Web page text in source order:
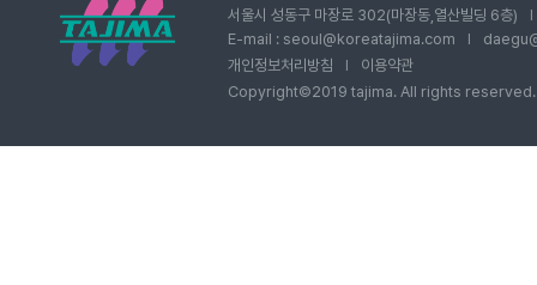
서울시 성동구 마장로 302(마장동,열산빌딩 6층)
E-mail : seoul@koreatajima.com
개인정보처리방침
이용약관
Copyright©2019 tajima. All rights